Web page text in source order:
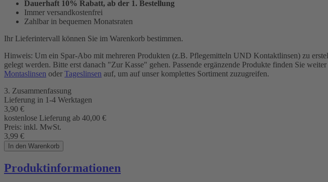
Dauerhaft 10% Rabatt, ab der 1. Bestellung
Immer versandkostenfrei
Zahlbar in bequemen Monatsraten
Ihr Lieferintervall können Sie im Warenkorb bestimmen.
Hinweis: Um ein Spar-Abo mit mehreren Produkten (z.B. Pflegemitteln UND Kontaktlinsen) zu
gelegt werden. Bitte erst danach "Zur Kasse" gehen. Passende ergänzende Produkte finden Sie
Montaslinsen oder Tageslinsen auf, um auf unser komplettes Sortiment zuzugreifen.
3. Zusammenfassung
Lieferung in 1-4 Werktagen
3,90 €
kostenlose Lieferung ab 40,00 €
Preis: inkl. MwSt.
3,99 €
In den Warenkorb
Produktinformationen